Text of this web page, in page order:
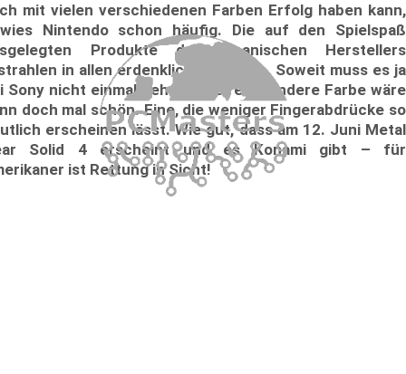
mit vielen verschiedenen Farben Erfolg haben kann,
Nintendo schon häufig. Die auf den Spielspaß
Produkte des japanischen Herstellers
in allen erdenklichen Farben. Soweit muss es ja
Sony nicht einmal gehen. Aber eine andere Farbe wäre
doch mal schön. Eine, die weniger Fingerabdrücke so
erscheinen lässt. Wie gut, dass am 12. Juni Metal
Solid 4 erscheint und es Konami gibt – für
ist Rettung in Sicht!